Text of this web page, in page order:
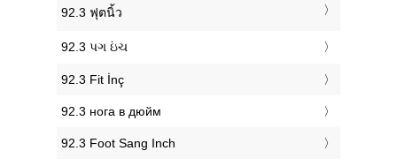
‎92.3 ฟุตนิ้ว
‎92.3 પગ ઇંચ
‎92.3 Fit İnç
‎92.3 нога в дюйм
‎92.3 Foot Sang Inch